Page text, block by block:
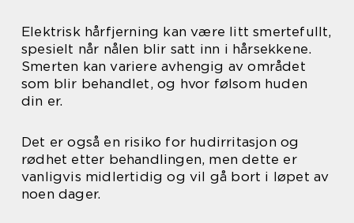
Elektrisk hårfjerning kan være litt smertefullt,
spesielt når nålen blir satt inn i hårsekkene.
Smerten kan variere avhengig av området
som blir behandlet, og hvor følsom huden
din er.
Det er også en risiko for hudirritasjon og
rødhet etter behandlingen, men dette er
vanligvis midlertidig og vil gå bort i løpet av
noen dager.